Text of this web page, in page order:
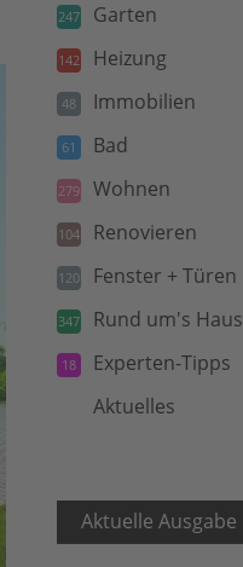
247 Garten
142 Heizung
48 Immobilien
61 Bad
279 Wohnen
104 Renovieren
120 Fenster + Türen
347 Rund um's Haus
18 Experten-Tipps
Aktuelles
Aktuelle Ausgabe